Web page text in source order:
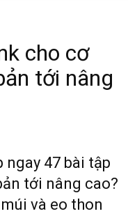
cho cơ
tới nâng
ngay 47 bài tập
tới nâng cao?
và eo thon